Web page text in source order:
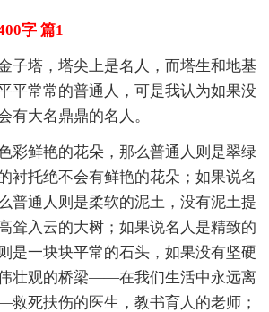
字 篇1
子塔，塔尖上是名人，而塔生和地基
平常常的普通人，可是我认为如果没
有大名鼎鼎的名人。
彩鲜艳的花朵，那么普通人则是翠绿
衬托绝不会有鲜艳的花朵；如果说名
普通人则是柔软的泥土，没有泥土提
耸入云的大树；如果说名人是精致的
是一块块平常的石头，如果没有坚硬
壮观的桥梁——在我们生活中永远离
死扶伤的医生，教书育人的老师；